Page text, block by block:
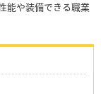
能や装備できる職業